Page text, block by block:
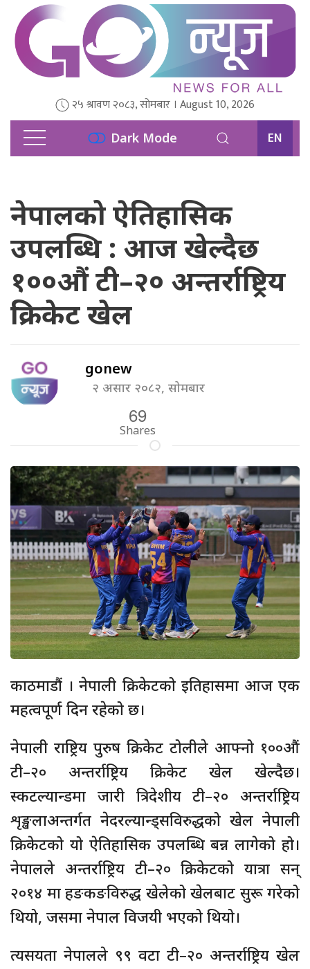
२५ श्रावण २०८३, सोमबार । August 10, 2026
Dark Mode EN
नेपालको ऐतिहासिक
उपलब्धि : आज खेल्दैछ
१००औं टी–२० अन्तर्राष्ट्रिय
क्रिकेट खेल
gonew
२ असार २०८२, सोमबार
69
Shares
काठमाडौं । नेपाली क्रिकेटको इतिहासमा आज एक
महत्वपूर्ण दिन रहेको छ।
नेपाली राष्ट्रिय पुरुष क्रिकेट टोलीले आफ्नो १००औं
टी–२० अन्तर्राष्ट्रिय क्रिकेट खेल खेल्दैछ।
स्कटल्यान्डमा जारी त्रिदेशीय टी–२० अन्तर्राष्ट्रिय
शृङ्खलाअन्तर्गत नेदरल्यान्ड्सविरुद्धको खेल नेपाली
क्रिकेटको यो ऐतिहासिक उपलब्धि बन्न लागेको हो।
नेपालले अन्तर्राष्ट्रिय टी–२० क्रिकेटको यात्रा सन्
२०१४ मा हङकङविरुद्ध खेलेको खेलबाट सुरू गरेको
थियो, जसमा नेपाल विजयी भएको थियो।
त्यसयता नेपालले ९९ वटा टी–२० अन्तर्राष्ट्रिय खेल